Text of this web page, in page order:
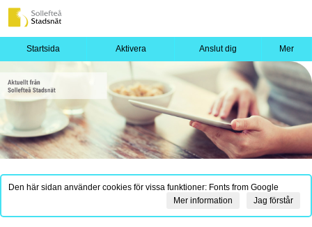
Startsida Aktivera Anslut dig Mer
Den här sidan använder cookies för vissa funktioner: Fonts from Google
Jag förstår
Mer information